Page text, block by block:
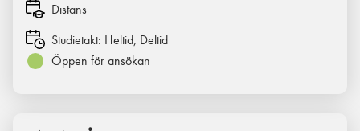
Distans
Studietakt: Heltid, Deltid
Öppen för ansökan